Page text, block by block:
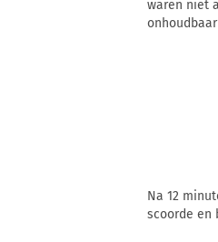
waren niet
Na 12
scoorde en